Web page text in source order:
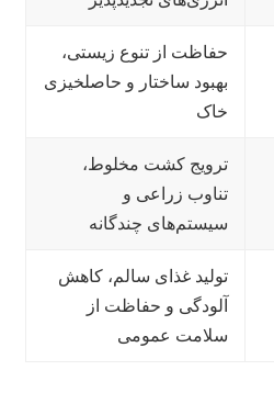
حفاظت از تنوع زیستی،
بهبود ساختار و حاصلخیزی
خاک
ترویج کشت مخلوط،
تناوب زراعی و
سیستم‌های چندگانه
تولید غذای سالم، کاهش
آلودگی و حفاظت از
سلامت عمومی